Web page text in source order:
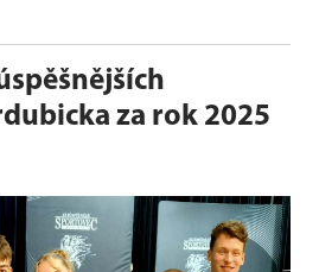
za rok 2025